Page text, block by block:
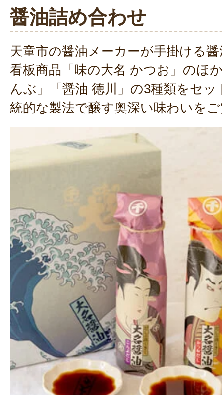
醤油詰め合わせ
天童市の醤油メーカーが手掛ける
看板商品「味の大名 かつお」のほ
んぶ」「醤油 徳川」の3種類をセ
統的な製法で醸す奥深い味わいを